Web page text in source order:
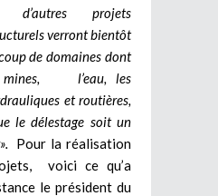
d’autres projets
verront bientôt
de domaines dont
mines, l’eau, les
et routières,
le délestage soit un
Pour la réalisation
voici ce qu’a
le président du